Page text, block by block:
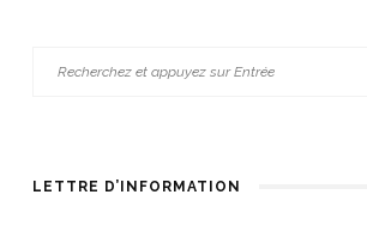
LETTRE D’INFORMATION